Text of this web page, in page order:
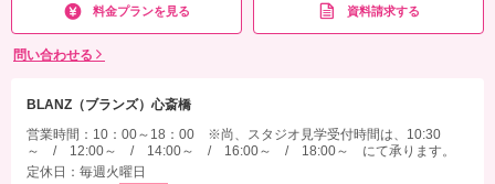
来店・オンライン を確認する
料金プランを見る 資料請求する
問い合わせる
BLANZ（ブランズ）心斎橋
営業時間：10：00～18：00 ※尚、スタジオ見学受付時間は、10:30
～ / 12:00～ / 14:00～ / 16:00～ / 18:00～ にて承ります。
定休日：毎週火曜日